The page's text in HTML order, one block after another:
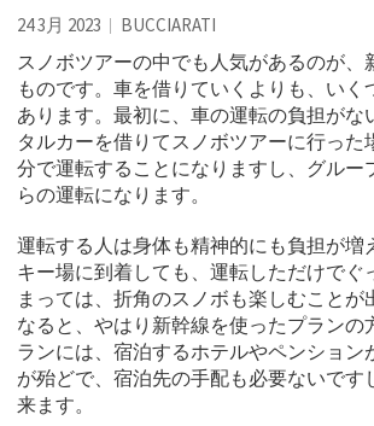
24 3月 2023 BUCCIARATI
スノボツアーの中でも人気があるのが、
ものです。 車を借りていくよりも、いく
あります。最初に、車の運転の負担がな
タルカーを借りてスノボツアーに行った
分で運転することになりますし、グルー
らの運転になります。
運転する人は身体も精神的にも負担が増
キー場に到着しても、運転しただけでぐ
まっては、折角のスノボも楽しむことが
なると、やはり新幹線を使ったプランの
ランには、宿泊するホテルやペンション
が殆どで、宿泊先の手配も必要ないです
来ます。